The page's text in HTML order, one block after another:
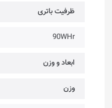
ظرفیت باتری
90WHr
ابعاد و وزن
وزن